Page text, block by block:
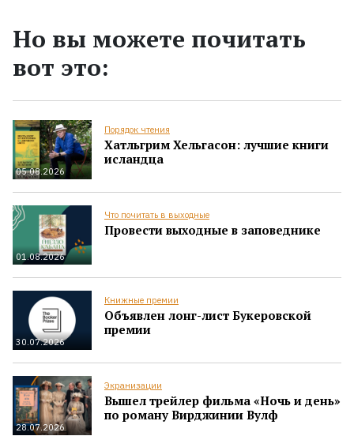
Но вы можете почитать
вот это:
05.08.2026
Порядок чтения
Хатльгрим Хельгасон: лучшие книги
исландца
01.08.2026
Что почитать в выходные
Провести выходные в заповеднике
30.07.2026
Книжные премии
Объявлен лонг-лист Букеровской
премии
28.07.2026
Экранизации
Вышел трейлер фильма «Ночь и день»
по роману Вирджинии Вулф